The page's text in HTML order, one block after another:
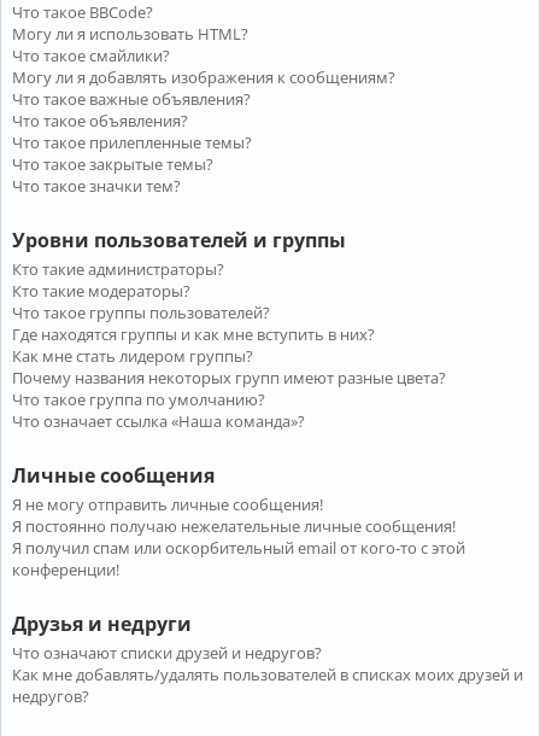
Что такое BBCode?
Могу ли я использовать HTML?
Что такое смайлики?
Могу ли я добавлять изображения к сообщениям?
Что такое важные объявления?
Что такое объявления?
Что такое прилепленные темы?
Что такое закрытые темы?
Что такое значки тем?
Уровни пользователей и группы
Кто такие администраторы?
Кто такие модераторы?
Что такое группы пользователей?
Где находятся группы и как мне вступить в них?
Как мне стать лидером группы?
Почему названия некоторых групп имеют разные цвета?
Что такое группа по умолчанию?
Что означает ссылка «Наша команда»?
Личные сообщения
Я не могу отправить личные сообщения!
Я постоянно получаю нежелательные личные сообщения!
Я получил спам или оскорбительный email от кого-то с этой
конференции!
Друзья и недруги
Что означают списки друзей и недругов?
Как мне добавлять/удалять пользователей в списках моих друзей и
недругов?